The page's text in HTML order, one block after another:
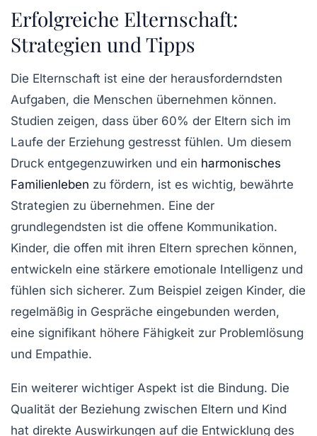
Erfolgreiche Elternschaft:
Strategien und Tipps
Die Elternschaft ist eine der herausforderndsten
Aufgaben, die Menschen übernehmen können.
Studien zeigen, dass über 60% der Eltern sich im
Laufe der Erziehung gestresst fühlen. Um diesem
Druck entgegenzuwirken und ein harmonisches
Familienleben zu fördern, ist es wichtig, bewährte
Strategien zu übernehmen. Eine der
grundlegendsten ist die offene Kommunikation.
Kinder, die offen mit ihren Eltern sprechen können,
entwickeln eine stärkere emotionale Intelligenz und
fühlen sich sicherer. Zum Beispiel zeigen Kinder, die
regelmäßig in Gespräche eingebunden werden,
eine signifikant höhere Fähigkeit zur Problemlösung
und Empathie.
Ein weiterer wichtiger Aspekt ist die Bindung. Die
Qualität der Beziehung zwischen Eltern und Kind
hat direkte Auswirkungen auf die Entwicklung des